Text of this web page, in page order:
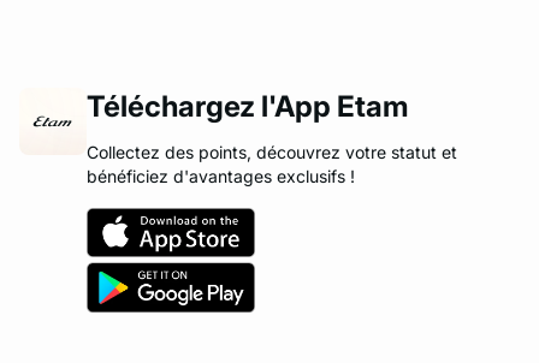
Téléchargez l'App Etam
Collectez des points, découvrez votre statut et
bénéficiez d'avantages exclusifs !